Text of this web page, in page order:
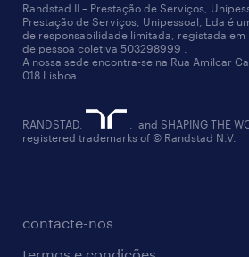
contacte-nos
Randstad II – Prestação de Serviços,
Prestação de Serviços, Unipessoal, Lda é
de responsabilidade limitada, registada em
de pessoa coletiva 503298999 .
A nossa sede encontra-se na Rua Amílcar
018 Lisboa.
RANDSTAD,
, and SHAPING THE
registered trademarks of © Randstad N.V.